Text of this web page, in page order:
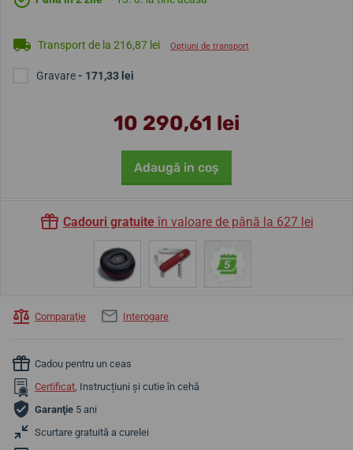
Transport de la 216,87 lei Opțiuni de transport
Gravare- 171,33 lei
10 290,61 lei
Adaugă in coş
Cadouri gratuiteîn valoare de până la 627 lei
Comparaţie Interogare
Cadou pentru un ceas
Certificat, Instrucțiuni și cutie în cehă
Garanţie 5 ani
Scurtare gratuită a curelei